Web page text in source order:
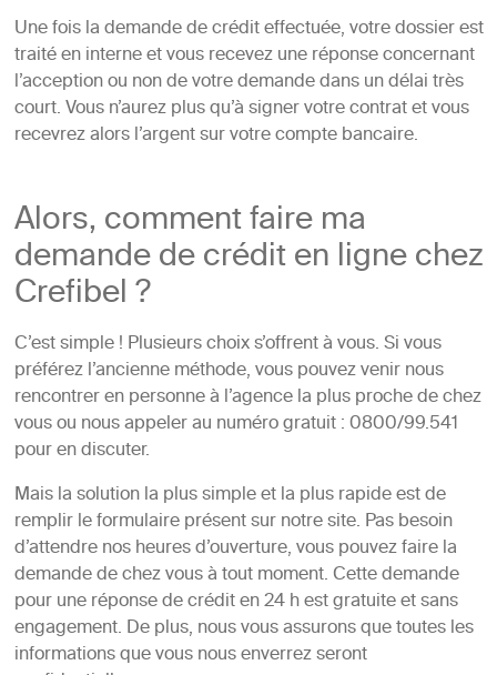
Une fois la demande de crédit effectuée, votre dossier est
traité en interne et vous recevez une réponse concernant
l’acception ou non de votre demande dans un délai très
court. Vous n’aurez plus qu’à signer votre contrat et vous
recevrez alors l’argent sur votre compte bancaire.
Alors, comment faire ma
demande de crédit en ligne chez
Crefibel ?
C’est simple ! Plusieurs choix s’offrent à vous. Si vous
préférez l’ancienne méthode, vous pouvez venir nous
rencontrer en personne à l’agence la plus proche de chez
vous ou nous appeler au numéro gratuit : 0800/99.541
pour en discuter.
Mais la solution la plus simple et la plus rapide est de
remplir le formulaire présent sur notre site. Pas besoin
d’attendre nos heures d’ouverture, vous pouvez faire la
demande de chez vous à tout moment. Cette demande
pour une réponse de crédit en 24 h est gratuite et sans
engagement. De plus, nous vous assurons que toutes les
informations que vous nous enverrez seront